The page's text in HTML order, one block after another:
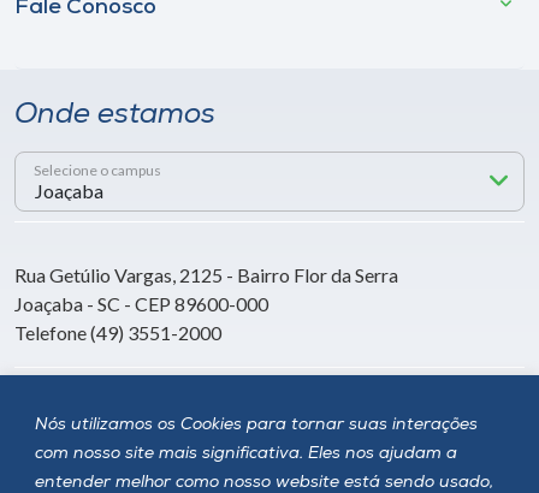
Nós utilizamos os Cookies para tornar suas interações
com nosso site mais significativa. Eles nos ajudam a
entender melhor como nosso website está sendo usado,
Fale Conosco
Onde estamos
Selecione o campus
Rua Getúlio Vargas, 2125 - Bairro Flor da Serra
Joaçaba - SC - CEP 89600-000
Telefone (49) 3551-2000
Siga a Unoesc